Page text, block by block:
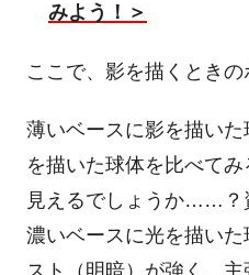
みよう！＞
ここで、影を描くときの
薄いベースに影を描い
を描いた球体を比べて
見えるでしょうか……？
濃いベースに光を描い